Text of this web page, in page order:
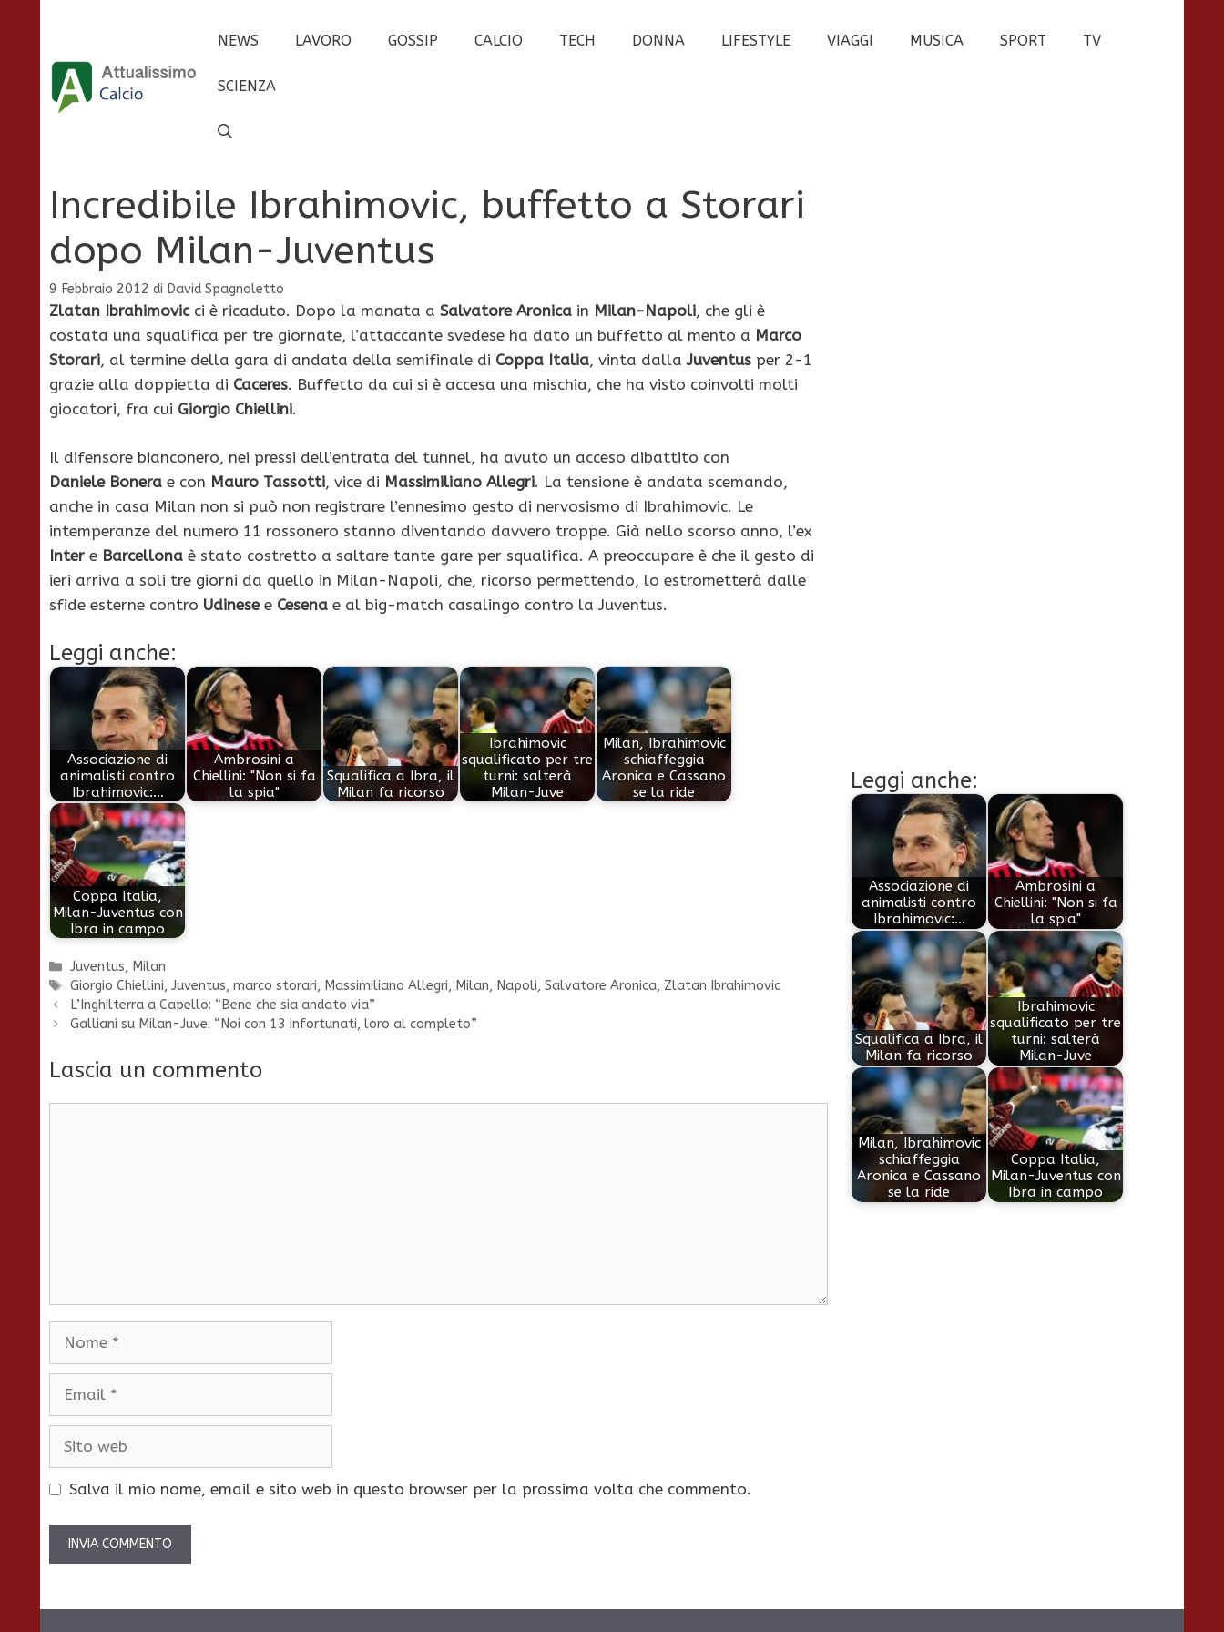
contenuto
NEWS LAVORO GOSSIP CALCIO TECH DONNA LIFESTYLE VIAGGI MUSICA SPORT TV
SCIENZA
Incredibile Ibrahimovic, buffetto a Storari
dopo Milan-Juventus
9 Febbraio 2012 di David Spagnoletto
Zlatan Ibrahimovicci è ricaduto. Dopo la manata a Salvatore Aronica in Milan-Napoli, che gli è
costata una squalifica per tre giornate, l’attaccante svedese ha dato un buffetto al mento a Marco
Storari, al termine della gara di andata della semifinale di Coppa Italia, vinta dallaJuventus per 2-1
grazie alla doppietta di Caceres. Buffetto da cui si è accesa una mischia, che ha visto coinvolti molti
giocatori, fra cui Giorgio Chiellini.
Il difensore bianconero, nei pressi dell’entrata del tunnel, ha avuto un acceso dibattito con
Daniele Bonera e con Mauro Tassotti, vice di Massimiliano Allegri. La tensione è andata scemando,
anche in casa Milan non si può non registrare l’ennesimo gesto di nervosismo di Ibrahimovic. Le
intemperanze del numero 11 rossonero stanno diventando davvero troppe. Già nello scorso anno, l’ex
Inter e Barcellona è stato costretto a saltare tante gare per squalifica. A preoccupare è che il gesto di
ieri arriva a soli tre giorni da quello in Milan-Napoli, che, ricorso permettendo, lo estrometterà dalle
sfide esterne contro Udinesee Cesena e al big-match casalingo contro la Juventus.
Leggi anche:
Associazione di
animalisti contro
Ibrahimovic:…
Ambrosini a
Chiellini: "Non si fa
la spia"
Squalifica a Ibra, il
Milan fa ricorso
Ibrahimovic
squalificato per tre
turni: salterà
Milan-Juve
Milan, Ibrahimovic
schiaffeggia
Aronica e Cassano
se la ride
Coppa Italia,
Milan-Juventus con
Ibra in campo
Categorie
Juventus, Milan
Tag
Giorgio Chiellini,Juventus,marco storari, Massimiliano Allegri, Milan, Napoli,Salvatore Aronica, Zlatan Ibrahimovic
L’Inghilterra a Capello: “Bene che sia andato via”
Galliani su Milan-Juve: “Noi con 13 infortunati, loro al completo”
Lascia un commento
Salva il mio nome, email e sito web in questo browser per la prossima volta che commento.
Leggi anche:
Associazione di
animalisti contro
Ibrahimovic:…
Ambrosini a
Chiellini: "Non si fa
la spia"
Squalifica a Ibra, il
Milan fa ricorso
Ibrahimovic
squalificato per tre
turni: salterà
Milan-Juve
Milan, Ibrahimovic
schiaffeggia
Aronica e Cassano
se la ride
Coppa Italia,
Milan-Juventus con
Ibra in campo